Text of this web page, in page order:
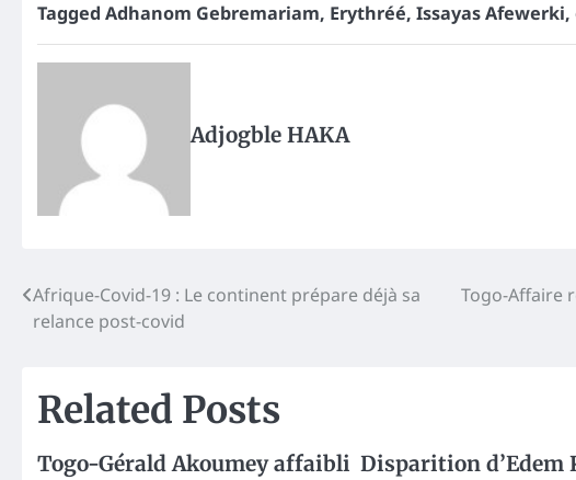
Tagged Adhanom Gebremariam, Erythréé, Issayas Afewerki,
Adjogble HAKA
Post
navigation
Afrique-Covid-19 : Le continent prépare déjà sa
relance post-covid
Togo-Affaire
Related Posts
Togo-Gérald Akoumey affaibli Disparition d’Edem